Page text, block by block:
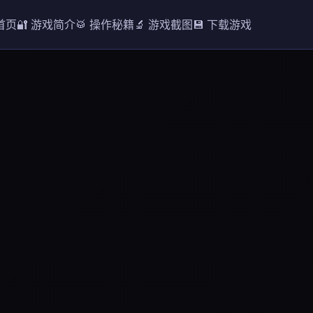
页🔐 游戏简介🥁 操作秘籍🔬 游戏截图💾 下载游戏